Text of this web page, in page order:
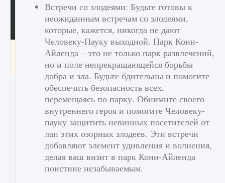
Как включить чат в Fortnite
9 августа 2024 1 335 0 0
Встречи со злодеями: Будьте готовы к
неожиданным встречам со злодеями,
которые, кажется, никогда не дают
Человеку-Пауку выходной. Парк Кони-
Айленда – это не только парк развлечений,
но и поле непрекращающейся борьбы
добра и зла. Будьте бдительны и помогите
обеспечить безопасность всех,
перемещаясь по парку. Обнимите своего
внутреннего героя и помогите Человеку-
пауку защитить невинных посетителей от
лап этих озорных злодеев. Эти встречи
добавляют элемент удивления и волнения,
делая ваш визит в парк Кони-Айленда
поистине незабываемым.